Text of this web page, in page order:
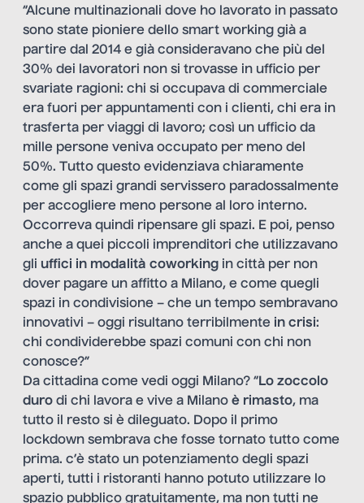
“Alcune multinazionali dove ho lavorato in passato
sono state pioniere dello smart working già a
partire dal 2014 e già consideravano che più del
30% dei lavoratori non si trovasse in ufficio per
svariate ragioni: chi si occupava di commerciale
era fuori per appuntamenti con i clienti, chi era in
trasferta per viaggi di lavoro; così un ufficio da
mille persone veniva occupato per meno del
50%. Tutto questo evidenziava chiaramente
come gli spazi grandi servissero paradossalmente
per accogliere meno persone al loro interno.
Occorreva quindi ripensare gli spazi. E poi, penso
anche a quei piccoli imprenditori che utilizzavano
gli uffici in modalità coworking in città per non
dover pagare un affitto a Milano, e come quegli
spazi in condivisione – che un tempo sembravano
innovativi – oggi risultano terribilmente in crisi:
chi condividerebbe spazi comuni con chi non
conosce?”
Da cittadina come vedi oggi Milano? “Lo zoccolo
duro di chi lavora e vive a Milano è rimasto, ma
tutto il resto si è dileguato. Dopo il primo
lockdown sembrava che fosse tornato tutto come
prima. c’è stato un potenziamento degli spazi
aperti, tutti i ristoranti hanno potuto utilizzare lo
spazio pubblico gratuitamente, ma non tutti ne